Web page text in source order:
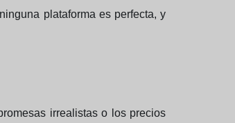
plataforma es perfecta, y
irrealistas o los precios